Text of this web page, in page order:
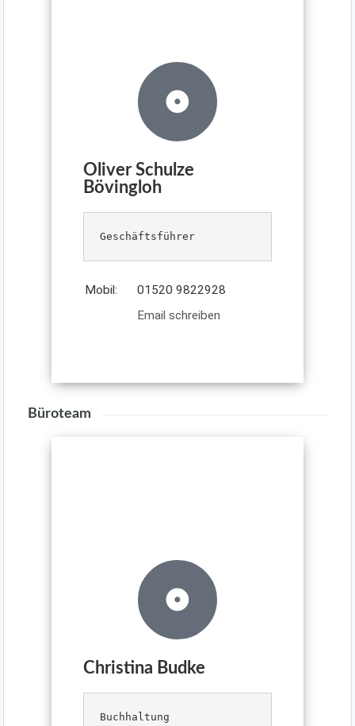
Oliver Schulze
Bövingloh
Geschäftsführer
Mobil:
01520 9822928
Email schreiben
Büroteam
Christina Budke
Buchhaltung